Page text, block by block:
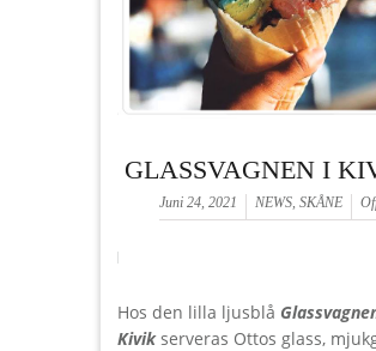
GLASSVAGNEN I
Juni 24, 2021 NEWS, SKÅNE
Hos den lilla ljusblå
Kivikserveras Ottos glass,